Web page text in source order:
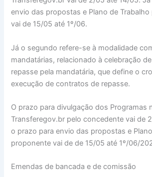
envio das propostas e Plano de
vai de 15/05 até 1º/06.
Já o segundo refere-se à modalidade
mandatárias, relacionado à celebração
repasse pela mandatária, que define o
execução de contratos de repasse.
O prazo para divulgação dos Programas
Transferegov.br pelo concedente vai de
o prazo para envio das propostas e
proponente vai de de 15/05 até 1º/06/
Emendas de bancada e de comissão